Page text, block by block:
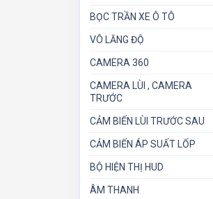
BỌC TRẦN XE Ô TÔ
VÔ LĂNG ĐỘ
CAMERA 360
CAMERA LÙI , CAMERA
TRƯỚC
CẢM BIẾN LÙI TRƯỚC SAU
CẢM BIẾN ÁP SUẤT LỐP
BỘ HIỆN THỊ HUD
ÂM THANH